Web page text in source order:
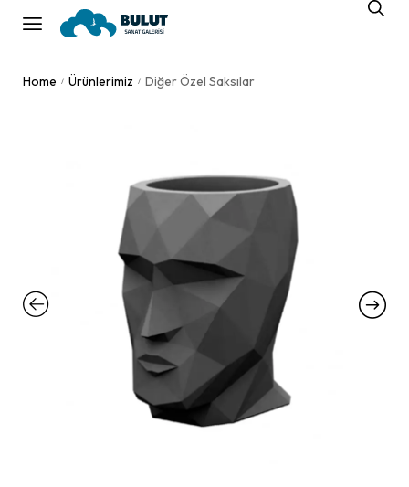
Home / Ürünlerimiz / Diğer Özel Saksılar